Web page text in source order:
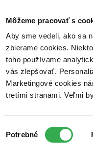
Môžeme pracovať s
Aby sme vedeli, ako sa
zbierame cookies.
toho používame
vás zlepšovať.
Marketingové cookies
tretími stranami. Veľmi
súhlasu
Potrebné
Poukážky Kontakt